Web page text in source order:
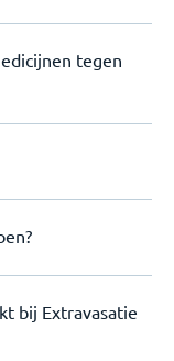
tegen
bij Extravasatie